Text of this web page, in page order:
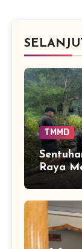
TMMD
Raya
Akses